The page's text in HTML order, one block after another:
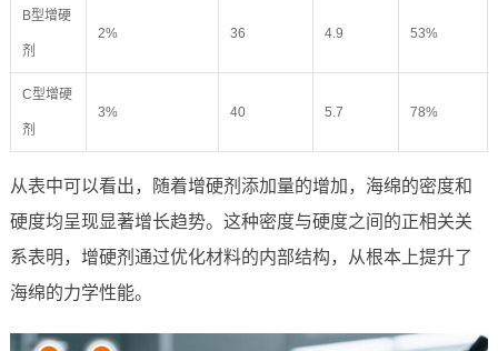
B型增硬
剂
2% 36 4.9 53%
C型增硬
剂
3% 40 5.7 78%
从表中可以看出，随着增硬剂添加量的增加，海绵的密度和
硬度均呈现显著增长趋势。这种密度与硬度之间的正相关关
系表明，增硬剂通过优化材料的内部结构，从根本上提升了
海绵的力学性能。